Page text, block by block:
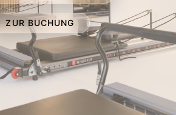
ZUR BUCHUNG